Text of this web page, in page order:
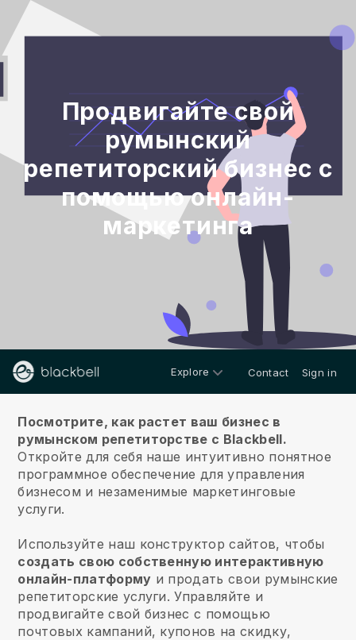
Продвигайте свой
румынский
репетиторский бизнес с
помощью онлайн-
маркетинга
Explore Contact Sign in
Посмотрите, как растет ваш бизнес в
румынском репетиторстве с Blackbell.
Откройте для себя наше интуитивно понятное
программное обеспечение для управления
бизнесом и незаменимые маркетинговые
услуги.
Используйте наш конструктор сайтов, чтобы
создать свою собственную интерактивную
онлайн-платформу и продать свои румынские
репетиторские услуги. Управляйте и
продвигайте свой бизнес с помощью
почтовых кампаний, купонов на скидку,